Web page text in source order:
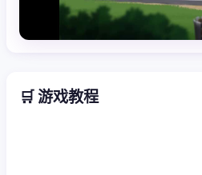
🛒 游戏教程